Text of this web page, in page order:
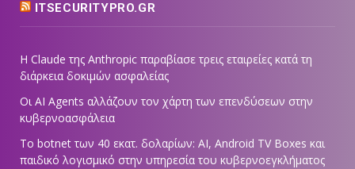
ITSECURITYPRO.GR
Η Claude της Anthropic παραβίασε τρεις εταιρείες κατά τη
διάρκεια δοκιμών ασφαλείας
Οι AI Agents αλλάζουν τον χάρτη των επενδύσεων στην
κυβερνοασφάλεια
Το botnet των 40 εκατ. δολαρίων: AI, Android TV Boxes και
παιδικό λογισμικό στην υπηρεσία του κυβερνοεγκλήματος